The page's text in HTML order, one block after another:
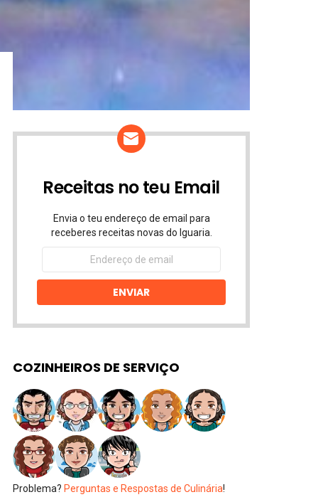
Receitas no teu Email
Envia o teu endereço de email para
receberes receitas novas do Iguaria.
Endereço
email
ENVIAR
COZINHEIROS DE SERVIÇO
Problema? Perguntas e Respostas de Culinária!